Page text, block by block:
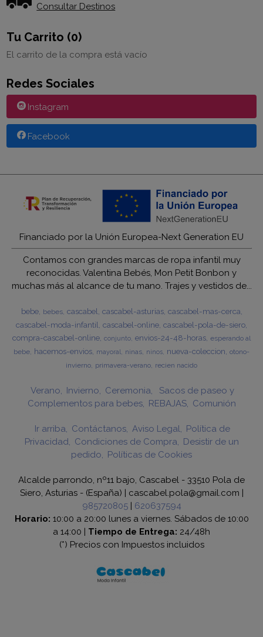
Consultar Destinos
Tu Carrito (0)
El carrito de la compra está vacío
Redes Sociales
Instagram
Facebook
Financiado por la Unión Europea-Next Generation EU
Contamos con grandes marcas de ropa infantil muy
reconocidas. Valentina Bebés, Mon Petit Bonbon y
muchas más al alcance de tu mano. Trajes y vestidos de...
bebe bebes cascabel cascabel-asturias cascabel-mas-cerca
cascabel-moda-infantil cascabel-online cascabel-pola-de-siero
compra-cascabel-online conjunto envios-24-48-horas esperando al
bebe hacemos-envios mayoral ninas ninos nueva-coleccion otono-
invierno primavera-verano recien nacido
Verano Invierno Ceremonia
Sacos de paseo y
Complementos para bebes
REBAJAS Comunión
Ir arriba Contáctanos Aviso Legal
Política de
Privacidad
Condiciones de Compra
Desistir de un
pedido
Políticas de Cookies
Alcalde parrondo, nº11 bajo, Cascabel - 33510 Pola de
Siero, Asturias - (España) | cascabel.pola@gmail.com |
985720805| 620637594
Horario: 10:00 a 20:00 lunes a viernes. Sábados de 10:00
a 14:00 | Tiempo de Entrega: 24/48h
(*) Precios con Impuestos incluidos